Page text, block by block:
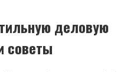
деловую
советы